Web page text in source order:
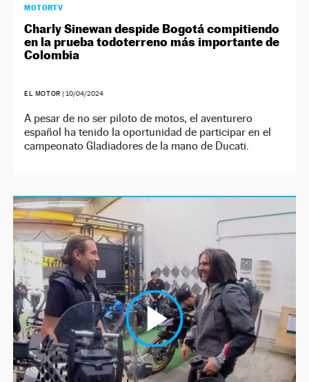
MOTORTV
Charly Sinewan despide Bogotá compitiendo
en la prueba todoterreno más importante de
Colombia
EL MOTOR |10/04/2024
A pesar de no ser piloto de motos, el aventurero
español ha tenido la oportunidad de participar en el
campeonato Gladiadores de la mano de Ducati.